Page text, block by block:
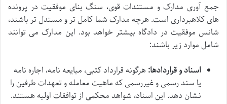
جمع آوری مدارک و مستندات قوی، سنگ بنای موفقیت در پرونده
های کلاهبرداری است. هرچه مدارک شما کامل تر و مستدل تر باشند،
شانس موفقیت در دادگاه بیشتر خواهد بود. این مدارک می توانند
شامل موارد زیر باشند:
اسناد و قراردادها: هرگونه قرارداد کتبی، مبایعه نامه، اجاره نامه
یا سند رسمی و غیررسمی که ماهیت معامله و تعهدات طرفین را
نشان دهد. این اسناد، شواهد محکمی از توافقات اولیه هستند.